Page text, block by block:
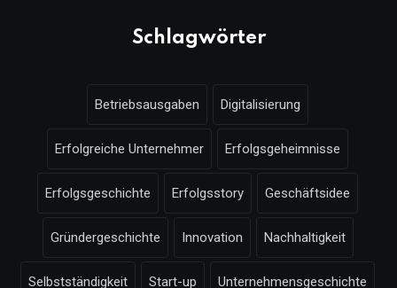
Schlagwörter
Betriebsausgaben Digitalisierung
Erfolgreiche Unternehmer Erfolgsgeheimnisse
Erfolgsgeschichte Erfolgsstory Geschäftsidee
Gründergeschichte Innovation Nachhaltigkeit
Selbstständigkeit Start-up Unternehmensgeschichte